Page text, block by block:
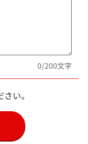
0/200文字
い。